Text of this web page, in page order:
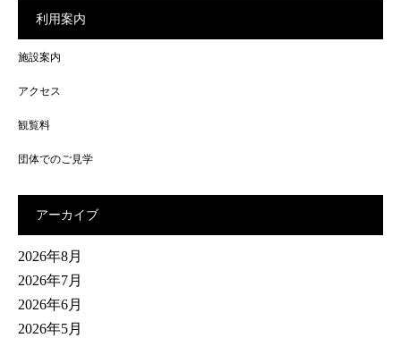
利用案内
施設案内
アクセス
観覧料
団体でのご見学
アーカイブ
2026年8月
2026年7月
2026年6月
2026年5月